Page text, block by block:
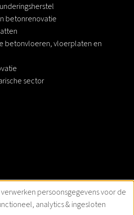
betonrenovatie
betonvloeren, vloerplaten en
sector
persoonsgegevens voor de
analytics & ingesloten